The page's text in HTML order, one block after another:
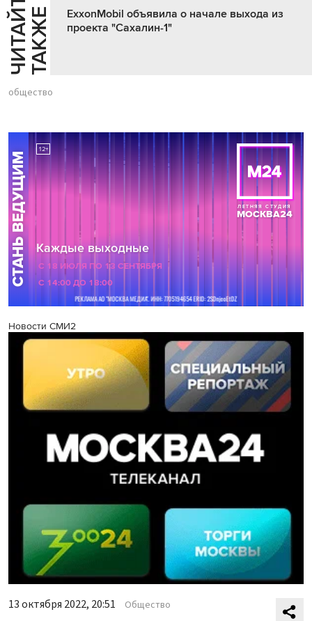
Ч
И
Т
АЙ
Т
Е
Т
А
К
ЖЕ
ExxonMobil объявила о начале выхода из
проекта "Сахалин-1"
общество
Новости СМИ2
13 октября 2022, 20:51 Общество